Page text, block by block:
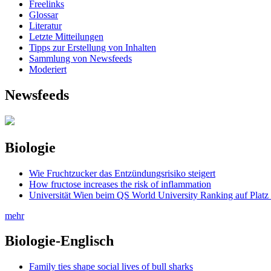
Freelinks
Glossar
Literatur
Letzte Mitteilungen
Tipps zur Erstellung von Inhalten
Sammlung von Newsfeeds
Moderiert
Newsfeeds
Biologie
Wie Fruchtzucker das Entzündungsrisiko steigert
How fructose increases the risk of inflammation
Universität Wien beim QS World University Ranking auf Platz
mehr
Biologie-Englisch
Family ties shape social lives of bull sharks